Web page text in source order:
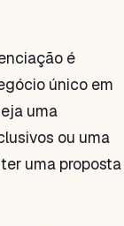
é
único em
uma
ou uma
uma proposta